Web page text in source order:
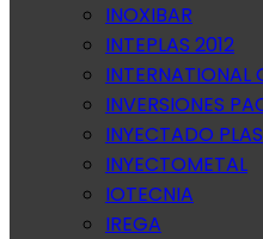
INOXIBAR
INTEPLAS 2012
INTERNATIONAL
INVERSIONES
INYECTADO
INYECTOMETAL
IOTECNIA
IREGA